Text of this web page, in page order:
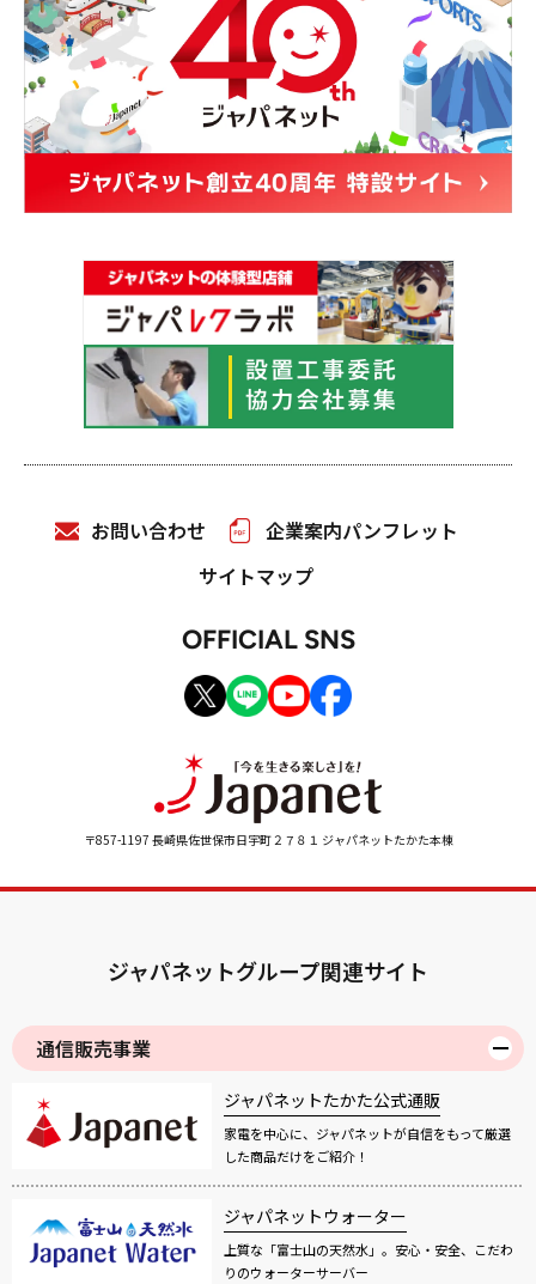
〒857-1197 長崎県佐世保市日宇町２７８１ ジャパネットたかた本棟
お問い合わせ
企業案内パンフレット
サイトマップ
OFFICIAL SNS
ジャパネットグループ関連サイト
通信販売事業
ジャパネットたかた公式通販
家電を中心に、ジャパネットが自信をもって厳選
した商品だけをご紹介！
ジャパネットウォーター
上質な「富士山の天然水」。安心・安全、こだわ
りのウォーターサーバー